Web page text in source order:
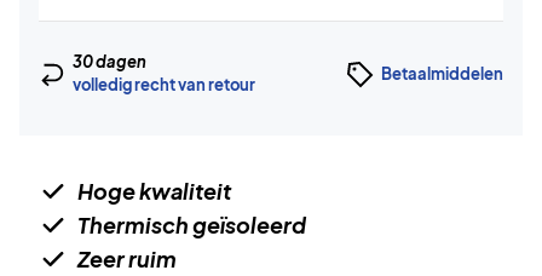
30 dagen
volledig recht van retour
Betaalmiddelen
Hoge kwaliteit
Thermisch geïsoleerd
Zeer ruim